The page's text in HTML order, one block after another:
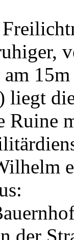
liegt
Ruine